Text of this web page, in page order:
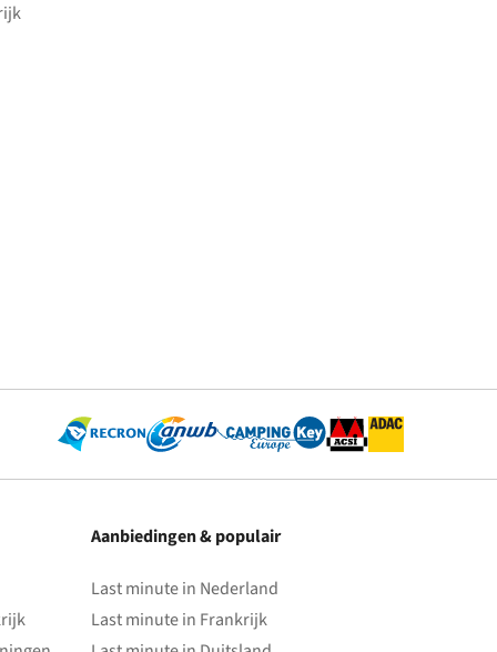
Aanbiedingen & populair
Last minute in Nederland
Last minute in Frankrijk